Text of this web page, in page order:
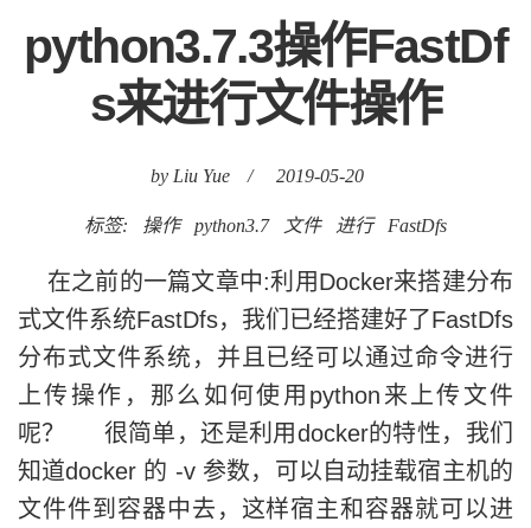
by Liu Yue / 2019-05-20
标签: 操作 python3.7 文件 进行 FastDfs
分布式文件系统，并且已经可以通过命令进行
上传操作，那么如何使用python来上传文件
呢？ 很简单，还是利用docker的特性，我们
知道docker 的 -v 参数，可以自动挂载宿主机的
文件件到容器中去，这样宿主和容器就可以进
行无障碍的文件共享，我们通过-v参数，把宿主
机的root目录自动挂载到docker容器......